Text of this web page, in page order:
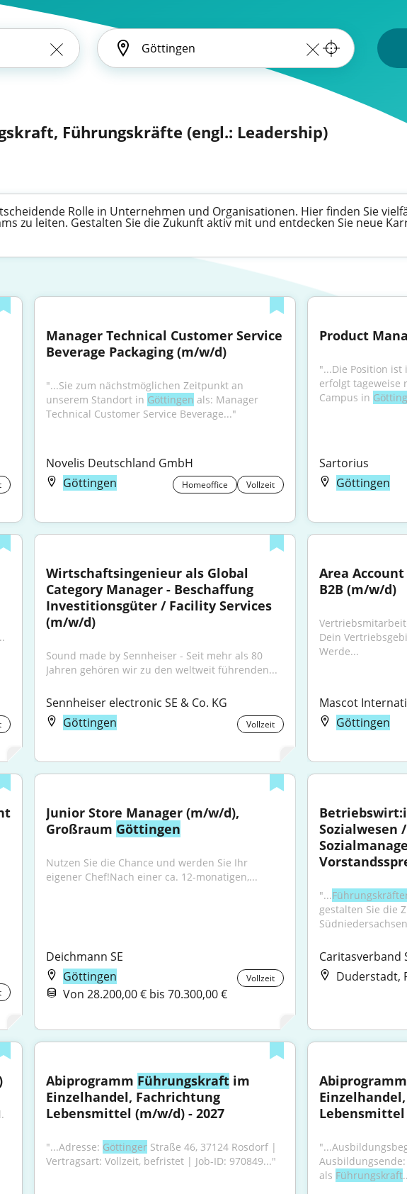
Führungskräfte (engl.: Leadership)
Rolle in Unternehmen und Organisationen. Hier finden Sie
zu leiten. Gestalten Sie die Zukunft aktiv mit und entdecken Sie neue
Manager Technical Customer Service
Beverage Packaging (m/w/d)
"...Sie zum nächstmöglichen Zeitpunkt an
unserem Standort in Göttingen als: Manager
Technical Customer Service Beverage..."
Novelis Deutschland GmbH
Göttingen
Homeoffice Vollzeit
Product
"...Die Position ist
erfolgt tageweise
Campus in
Sartorius
Göttingen
Wirtschaftsingenieur als Global
Category Manager - Beschaffung
Investitionsgüter / Facility Services
(m/w/d)
Sound made by Sennheiser - Seit mehr als 80
Jahren gehören wir zu den weltweit führenden...
Sennheiser electronic SE & Co. KG
Göttingen
Vollzeit
Area
B2B (m/w/d)
Dein
Werde...
Mascot
Göttingen
Junior Store Manager (m/w/d),
Großraum Göttingen
Nutzen Sie die Chance und werden Sie Ihr
eigener Chef!Nach einer ca. 12-monatigen,...
Deichmann SE
Göttingen
Vollzeit
Von 28.200,00 € bis 70.300,00 €
Sozialwesen
"...
gestalten Sie die
Caritasverband
Duderstadt,
Abiprogramm Führungskraft im
Einzelhandel, Fachrichtung
Lebensmittel (m/w/d) - 2027
"...Adresse: Göttinger Straße 46, 37124 Rosdorf |
Vertragsart: Vollzeit, befristet | Job-ID: 970849..."
Abiprogramm
Lebensmittel
als Führungskraft